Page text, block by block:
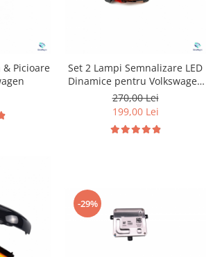
& Picioare
Set 2 Lampi Semnalizare LED
Dinamice pentru Volkswagen
Polo
270,00 Lei
199,00 Lei
-29%